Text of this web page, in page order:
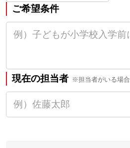
ご希望条件
現在の担当者 ※担当者がいる場合